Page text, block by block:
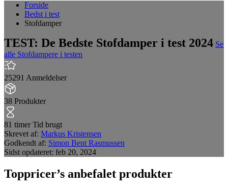
Forside
Bedst i test
Stofdamper
TEST: De Bedste Stofdamper i test 2024 Se
alle Stofdampere i testen
25291 Anmeldelser
38 Produkter
81 timer Tid brugt
Skrevet af: Markus Kristensen
Godkendt af: Simon Bent Rasmussen
Sidst opdateret: feb 20, 2024
Toppricer’s anbefalet produkter